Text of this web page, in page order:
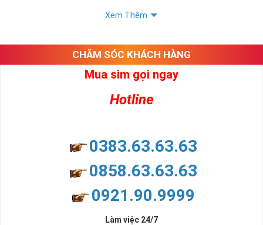
đẳng cấp cũng như vị thế của mình.
Sim Lục Quý 7 - "Sim Đẳng cấp - Số Doanh nhân"
Sim Lục Quý 9 có ý nghĩa gì?
Sim lục quý 9 gồm 6 số 9 năm đuôi số điện thoại ví như rồng cuộn,
Xa xưa số 9 còn là tiêu chí xây dựng lăng tẩm, vua chúa tiêu biểu
Xem Thêm
CHĂM SÓC KHÁCH HÀNG
Mua sim gọi ngay
Hotline
0383.63.63.63
0858.63.63.63
0921.90.9999
Làm việc 24/7